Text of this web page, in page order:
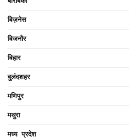
बिज़नेस
बिजनौर
बिहार
बुलंदशहर
मणिपुर
मथुरा
मध्य प्रदेश